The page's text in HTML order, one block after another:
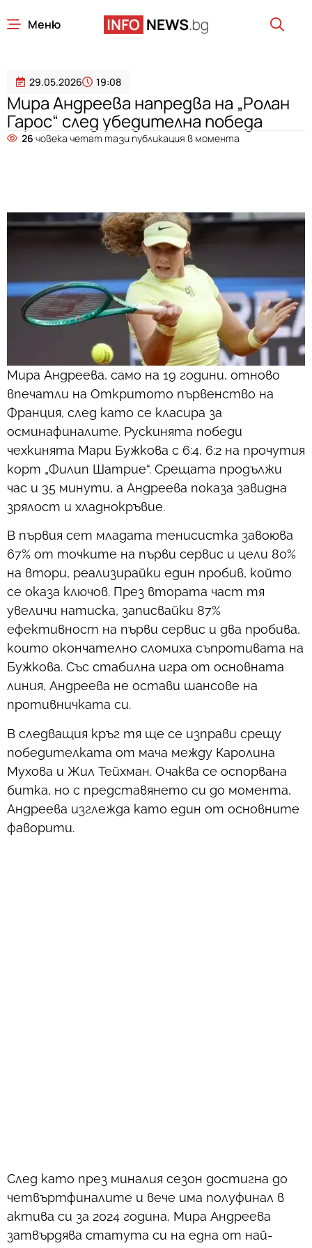
Меню
29.05.2026 19:08
Мира Андреева напредва на „Ролан
Гарос“ след убедителна победа
26 човека четат тази публикация в момента
Мира Андреева, само на 19 години, отново
впечатли на Откритото първенство на
Франция, след като се класира за
осминафиналите. Рускинята победи
чехкинята Мари Бужкова с 6:4, 6:2 на прочутия
корт „Филип Шатрие“. Срещата продължи
час и 35 минути, а Андреева показа завидна
зрялост и хладнокръвие.
В първия сет младата тенисистка завоюва
67% от точките на първи сервис и цели 80%
на втори, реализирайки един пробив, който
се оказа ключов. През втората част тя
увеличи натиска, записвайки 87%
ефективност на първи сервис и два пробива,
които окончателно сломиха съпротивата на
Бужкова. Със стабилна игра от основната
линия, Андреева не остави шансове на
противничката си.
В следващия кръг тя ще се изправи срещу
победителката от мача между Каролина
Мухова и Жил Тейхман. Очаква се оспорвана
битка, но с представянето си до момента,
Андреева изглежда като един от основните
фаворити.
След като през миналия сезон достигна до
четвъртфиналите и вече има полуфинал в
актива си за 2024 година, Мира Андреева
затвърдява статута си на една от най-